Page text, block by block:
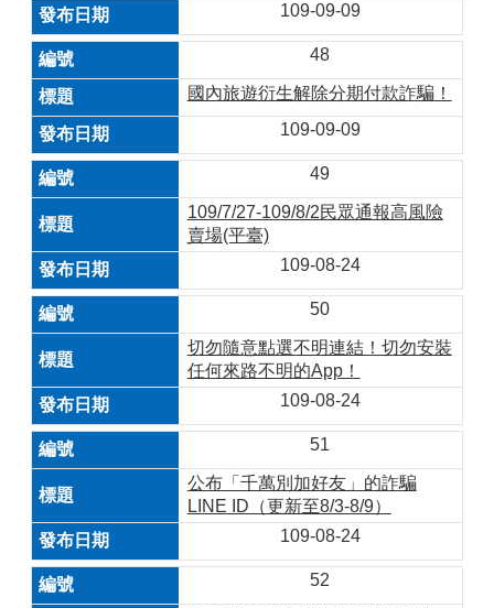
109-09-09
48
國內旅遊衍生解除分期付款詐騙！
109-09-09
49
109/7/27-109/8/2民眾通報高風險
賣場(平臺)
109-08-24
50
切勿隨意點選不明連結！切勿安裝
任何來路不明的App！
109-08-24
51
公布「千萬別加好友」的詐騙
LINE ID（更新至8/3-8/9）
109-08-24
52